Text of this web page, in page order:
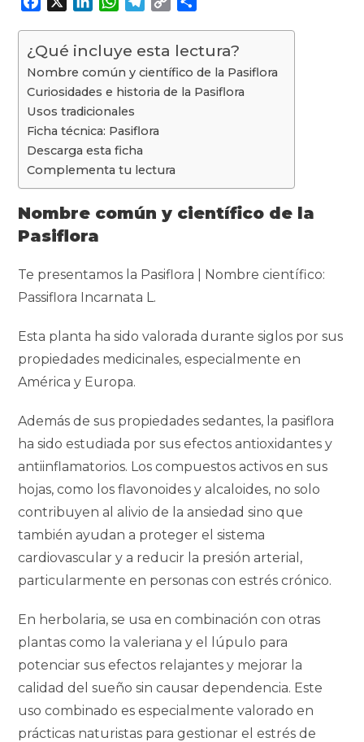
e
b
o
o
k
k
e
d
I
n
t
s
A
p
p
e
g
r
m
y
L
i
p
a
r
¿Qué incluye esta lectura?
Nombre común y científico de la Pasiflora
Curiosidades e historia de la Pasiflora
Usos tradicionales
Ficha técnica: Pasiflora
Descarga esta ficha
Complementa tu lectura
Nombre común y científico de la
Pasiflora
Te presentamos la Pasiflora | Nombre científico:
Passiflora Incarnata L.
Esta planta ha sido valorada durante siglos por sus
propiedades medicinales, especialmente en
América y Europa.
Además de sus propiedades sedantes, la pasiflora
ha sido estudiada por sus efectos antioxidantes y
antiinflamatorios. Los compuestos activos en sus
hojas, como los flavonoides y alcaloides, no solo
contribuyen al alivio de la ansiedad sino que
también ayudan a proteger el sistema
cardiovascular y a reducir la presión arterial,
particularmente en personas con estrés crónico.
En herbolaria, se usa en combinación con otras
plantas como la valeriana y el lúpulo para
potenciar sus efectos relajantes y mejorar la
calidad del sueño sin causar dependencia. Este
uso combinado es especialmente valorado en
prácticas naturistas para gestionar el estrés de